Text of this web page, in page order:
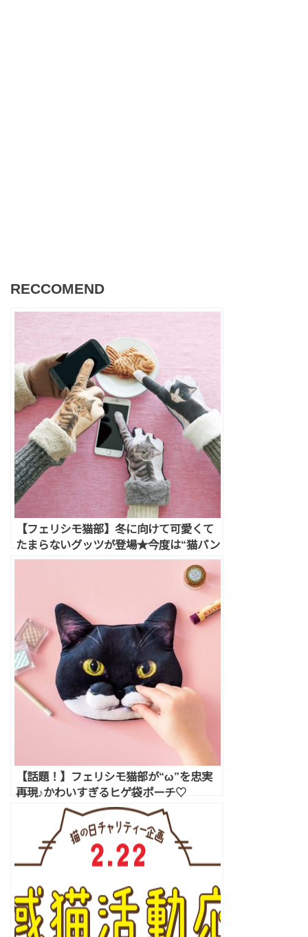
RECCOMEND
【フェリシモ猫部】冬に向けて可愛くて
たまらないグッツが登場★今度は“猫パン
チ手袋”！？
【話題！】フェリシモ猫部が“ω”を忠実
再現♪かわいすぎるヒゲ袋ポーチ♡